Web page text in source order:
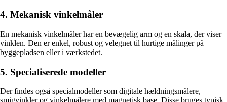
4. Mekanisk vinkelmåler
En mekanisk vinkelmåler har en bevægelig arm og en skala, der viser
vinklen. Den er enkel, robust og velegnet til hurtige målinger på
byggepladsen eller i værkstedet.
5. Specialiserede modeller
Der findes også specialmodeller som digitale hældningsmålere,